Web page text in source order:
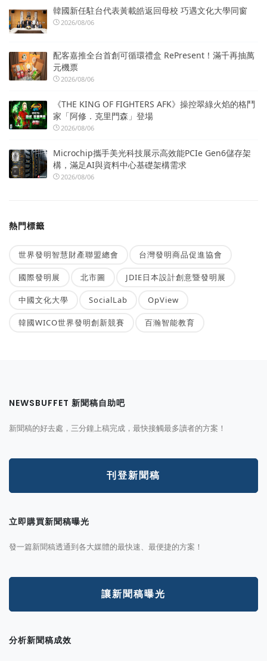
韓國新任駐台代表黃載皓返回母校 巧遇文化大學同窗
2026/08/06
配客嘉推全台首創可循環禮盒 RePresent！滿千再抽萬
元機票
2026/08/06
《THE KING OF FIGHTERS AFK》操控翠綠火焰的格鬥
家「阿修．克里門森」登場
2026/08/06
Microchip攜手美光科技展示高效能PCIe Gen6儲存架
構，滿足AI與資料中心基礎架構需求
2026/08/06
熱門標籤
世界發明智慧財產聯盟總會 台灣發明商品促進協會
國際發明展 北市圖 JDIE日本設計創意暨發明展
中國文化大學 SocialLab OpView
韓國WICO世界發明創新競賽 百瀚智能教育
NEWSBUFFET 新聞稿自助吧
新聞稿的好去處，三分鐘上稿完成，最快接觸最多讀者的方案！
刊登新聞稿
立即購買新聞稿曝光
發一篇新聞稿透通到各大媒體的最快速、最便捷的方案！
讓新聞稿曝光
分析新聞稿成效